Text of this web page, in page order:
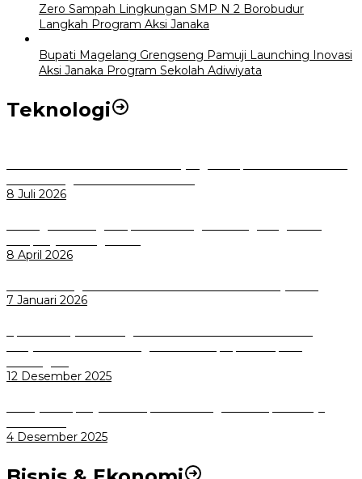
Zero Sampah Lingkungan SMP N 2 Borobudur
Langkah Program Aksi Janaka
Bupati Magelang Grengseng Pamuji Launching Inovasi
Aksi Janaka Program Sekolah Adiwiyata
Teknologi
8 Juli 2026
8 April 2026
7 Januari 2026
12 Desember 2025
4 Desember 2025